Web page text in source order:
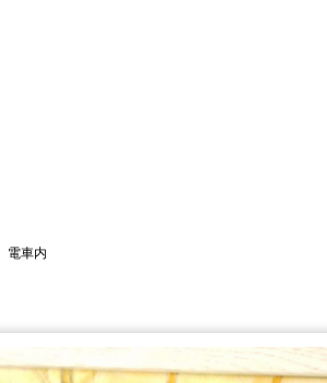
電車内